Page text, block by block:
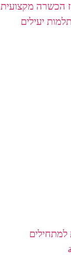
הכשרה מקצועית
יעילים
למתחילים